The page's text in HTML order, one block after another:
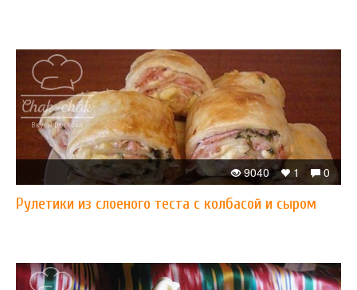
0
1
9040
Рулетики из слоеного теста с колбасой и сыром